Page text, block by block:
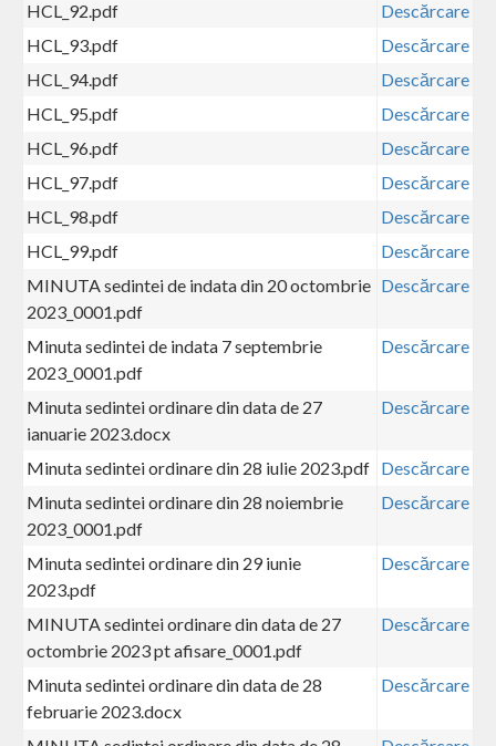
HCL_92.pdf
Descărcare
HCL_93.pdf
Descărcare
HCL_94.pdf
Descărcare
HCL_95.pdf
Descărcare
HCL_96.pdf
Descărcare
HCL_97.pdf
Descărcare
HCL_98.pdf
Descărcare
HCL_99.pdf
Descărcare
MINUTA sedintei de indata din 20 octombrie
2023_0001.pdf
Descărcare
Minuta sedintei de indata 7 septembrie
2023_0001.pdf
Descărcare
Minuta sedintei ordinare din data de 27
ianuarie 2023.docx
Descărcare
Minuta sedintei ordinare din 28 iulie 2023.pdf Descărcare
Minuta sedintei ordinare din 28 noiembrie
2023_0001.pdf
Descărcare
Minuta sedintei ordinare din 29 iunie
2023.pdf
Descărcare
MINUTA sedintei ordinare din data de 27
octombrie 2023 pt afisare_0001.pdf
Descărcare
Minuta sedintei ordinare din data de 28
februarie 2023.docx
Descărcare